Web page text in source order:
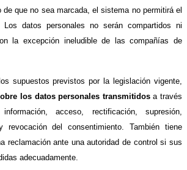
de que no sea marcada, el sistema no permitirá el
datos personales no serán compartidos ni
la excepción ineludible de las compañías de
supuestos previstos por la legislación vigente,
los datos personales transmitidosa través
acceso, rectificación, supresión,
revocación del consentimiento. También tiene
reclamación ante una autoridad de control si sus
adecuadamente.